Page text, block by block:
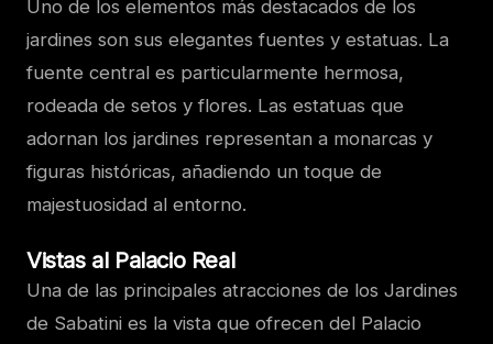
Uno de los elementos más destacados de los
jardines son sus elegantes fuentes y estatuas. La
fuente central es particularmente hermosa,
rodeada de setos y flores. Las estatuas que
adornan los jardines representan a monarcas y
figuras históricas, añadiendo un toque de
majestuosidad al entorno.
Vistas al Palacio Real
Una de las principales atracciones de los Jardines
de Sabatini es la vista que ofrecen del Palacio